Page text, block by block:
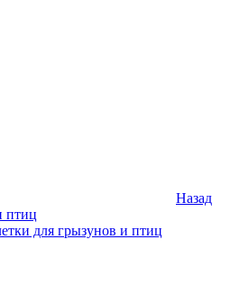
Назад
птиц
для грызунов и птиц